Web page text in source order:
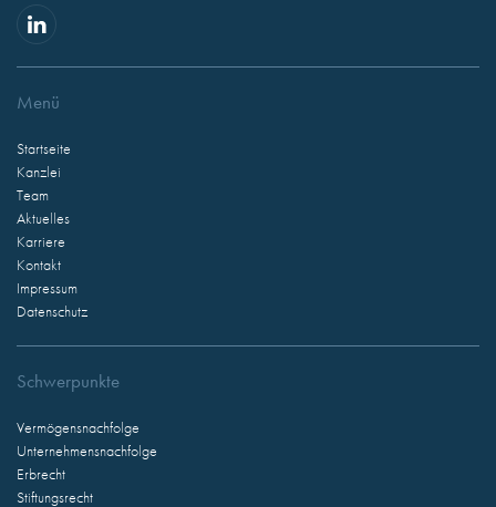
Menü
Startseite
Kanzlei
Team
Aktuelles
Karriere
Kontakt
Impressum
Datenschutz
Schwerpunkte
Vermögensnachfolge
Unternehmensnachfolge
Erbrecht
Stiftungsrecht